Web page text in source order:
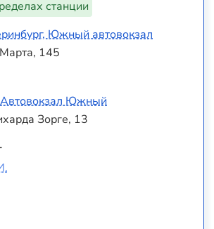
станции
Южный автовокзал
145
Южный
Зорге, 13